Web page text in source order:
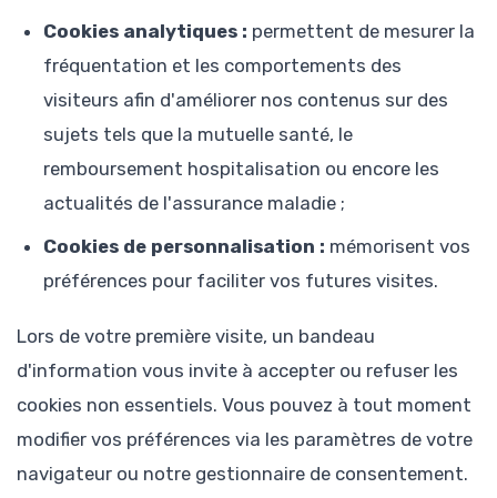
Cookies analytiques : permettent de mesurer la
fréquentation et les comportements des
visiteurs afin d'améliorer nos contenus sur des
sujets tels que la mutuelle santé, le
remboursement hospitalisation ou encore les
actualités de l'assurance maladie ;
Cookies de personnalisation : mémorisent vos
préférences pour faciliter vos futures visites.
Lors de votre première visite, un bandeau
d'information vous invite à accepter ou refuser les
cookies non essentiels. Vous pouvez à tout moment
modifier vos préférences via les paramètres de votre
navigateur ou notre gestionnaire de consentement.